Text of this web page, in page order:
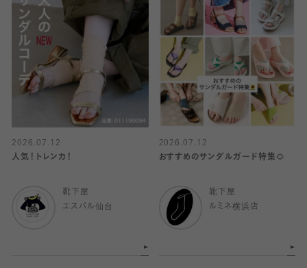
2026.07.12
人気！トレンカ！
靴下屋
エスパル仙台
2026.07.12
おすすめのサンダルガード特集🌻
靴下屋
ルミネ横浜店